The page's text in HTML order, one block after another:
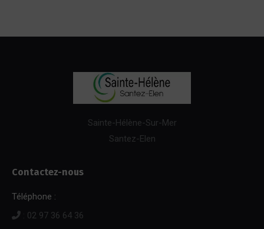
Sainte-Hélène-Sur-Mer
Santez-Elen
Contactez-nous
Téléphone :
: 02 97 36 64 36